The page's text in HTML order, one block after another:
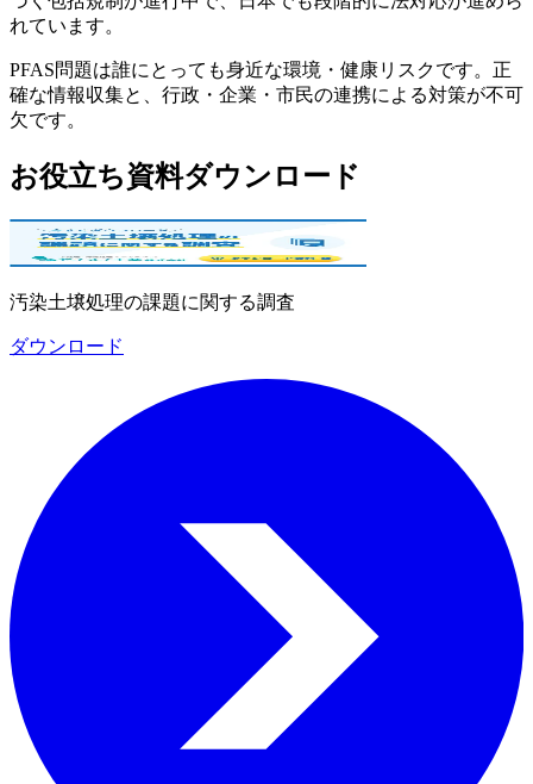
れています。
PFAS問題は誰にとっても身近な環境・健康リスクです。正
確な情報収集と、行政・企業・市民の連携による対策が不可
欠です。
お役立ち資料ダウンロード
汚染土壌処理の課題に関する調査
ダウンロード